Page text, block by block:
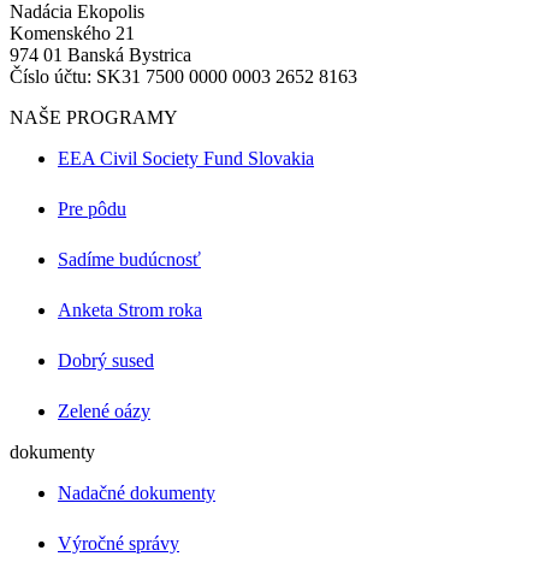
Nadácia Ekopolis
Komenského 21
974 01 Banská Bystrica
Číslo účtu: SK31 7500 0000 0003 2652 8163
NAŠE PROGRAMY
EEA Civil Society Fund Slovakia
Pre pôdu
Sadíme budúcnosť
Anketa Strom roka
Dobrý sused
Zelené oázy
dokumenty
Nadačné dokumenty
Výročné správy